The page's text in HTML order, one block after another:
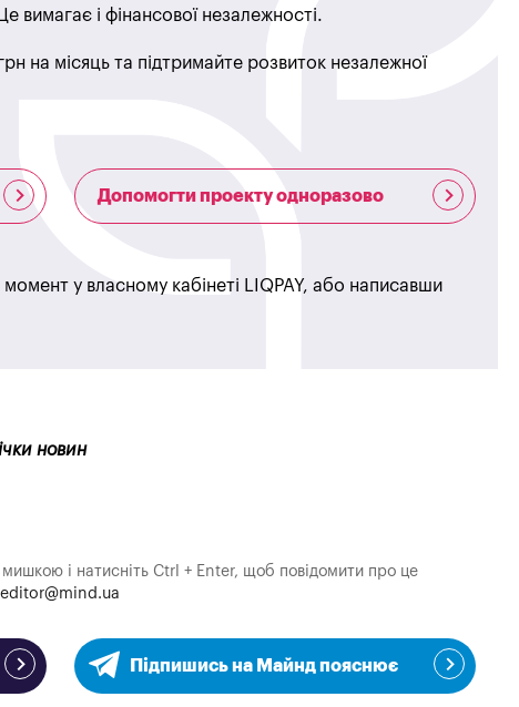
вимагає і фінансової незалежності.
на місяць та підтримайте розвиток незалежної
Допомогти проекту одноразово
у власному кабінеті LIQPAY, або написавши
новин
мишкою і натисніть Ctrl + Enter, щоб повідомити про це
editor@mind.ua
Підпишись на Майнд пояснює